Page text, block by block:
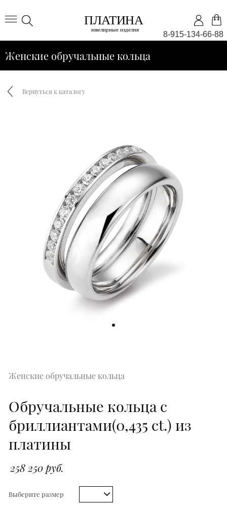
8-915-134-66-88
Женские обручальные кольца
Вернуться к каталогу
Женские обручальные кольца
Обручальные кольца с
бриллиантами(0,435 ct.) из
платины
258 250 руб.
Выберите размер